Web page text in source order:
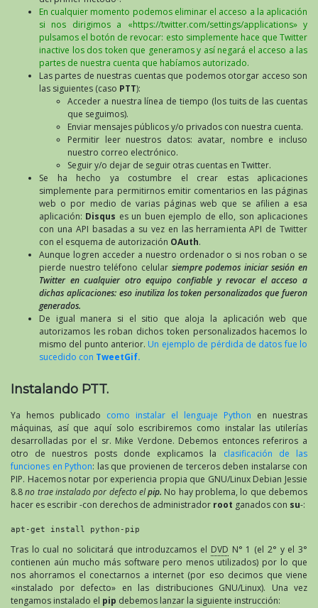
En cualquier momento podemos eliminar el acceso a la aplicación
si nos dirigimos a «https://twitter.com/settings/applications» y
pulsamos el botón de revocar: esto simplemente hace que Twitter
inactive los dos token que generamos y así negará el acceso a las
partes de nuestra cuenta que habíamos autorizado.
Las partes de nuestras cuentas que podemos otorgar acceso son
las siguientes (caso PTT):
Acceder a nuestra línea de tiempo (los tuits de las cuentas
que seguimos).
Enviar mensajes públicos y/o privados con nuestra cuenta.
Permitir leer nuestros datos: avatar, nombre e incluso
nuestro correo electrónico.
Seguir y/o dejar de seguir otras cuentas en Twitter.
Se ha hecho ya costumbre el crear estas aplicaciones
simplemente para permitirnos emitir comentarios en las páginas
web o por medio de varias páginas web que se afilien a esa
aplicación: Disqus es un buen ejemplo de ello, son aplicaciones
con una API basadas a su vez en las herramienta API de Twitter
con el esquema de autorización OAuth.
Aunque logren acceder a nuestro ordenador o si nos roban o se
pierde nuestro teléfono celular siempre podemos iniciar sesión en
Twitter en cualquier otro equipo confiable y revocar el acceso a
dichas aplicaciones: eso inutiliza los token personalizados que fueron
generados.
De igual manera si el sitio que aloja la aplicación web que
autorizamos les roban dichos token personalizados hacemos lo
mismo del punto anterior. Un ejemplo de pérdida de datos fue lo
sucedido con TweetGif.
Instalando PTT.
Ya hemos publicado como instalar el lenguaje Python en nuestras
máquinas, así que aquí solo escribiremos como instalar las utilerías
desarrolladas por el sr. Mike Verdone. Debemos entonces referiros a
otro de nuestros posts donde explicamos la clasificación de las
funciones en Python: las que provienen de terceros deben instalarse con
PIP. Hacemos notar por experiencia propia que GNU/Linux Debian Jessie
8.8no trae instalado por defecto elpip. No hay problema, lo que debemos
hacer es escribir -con derechos de administrador root ganados con su-:
apt-get install python-pip
Tras lo cual no solicitará que introduzcamos el DVD N° 1 (el 2° y el 3°
contienen aún mucho más software pero menos utilizados) por lo que
nos ahorramos el conectarnos a internet (por eso decimos que viene
«instalado por defecto» en las distribuciones GNU/Linux). Una vez
tengamos instalado el pip debemos lanzar la siguiente instrucción: